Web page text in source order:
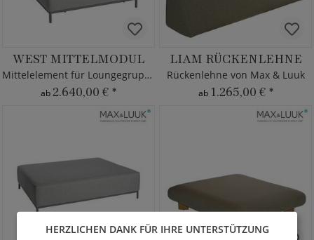
WEST MITTELMODUL
Mittelelement für Loungegruppe West
ab2.640,00 € *
LIAM RÜCKENLEHNE
Rückenlehne von Max & Luuk
ab 1.265,00 € *
HERZLICHEN DANK FÜR IHRE UNTERSTÜTZUNG